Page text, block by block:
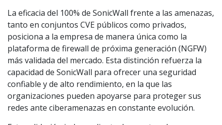
La eficacia del 100% de SonicWall frente a las amenazas,
tanto en conjuntos CVE públicos como privados,
posiciona a la empresa de manera única como la
plataforma de firewall de próxima generación (NGFW)
más validada del mercado. Esta distinción refuerza la
capacidad de SonicWall para ofrecer una seguridad
confiable y de alto rendimiento, en la que las
organizaciones pueden apoyarse para proteger sus
redes ante ciberamenazas en constante evolución.